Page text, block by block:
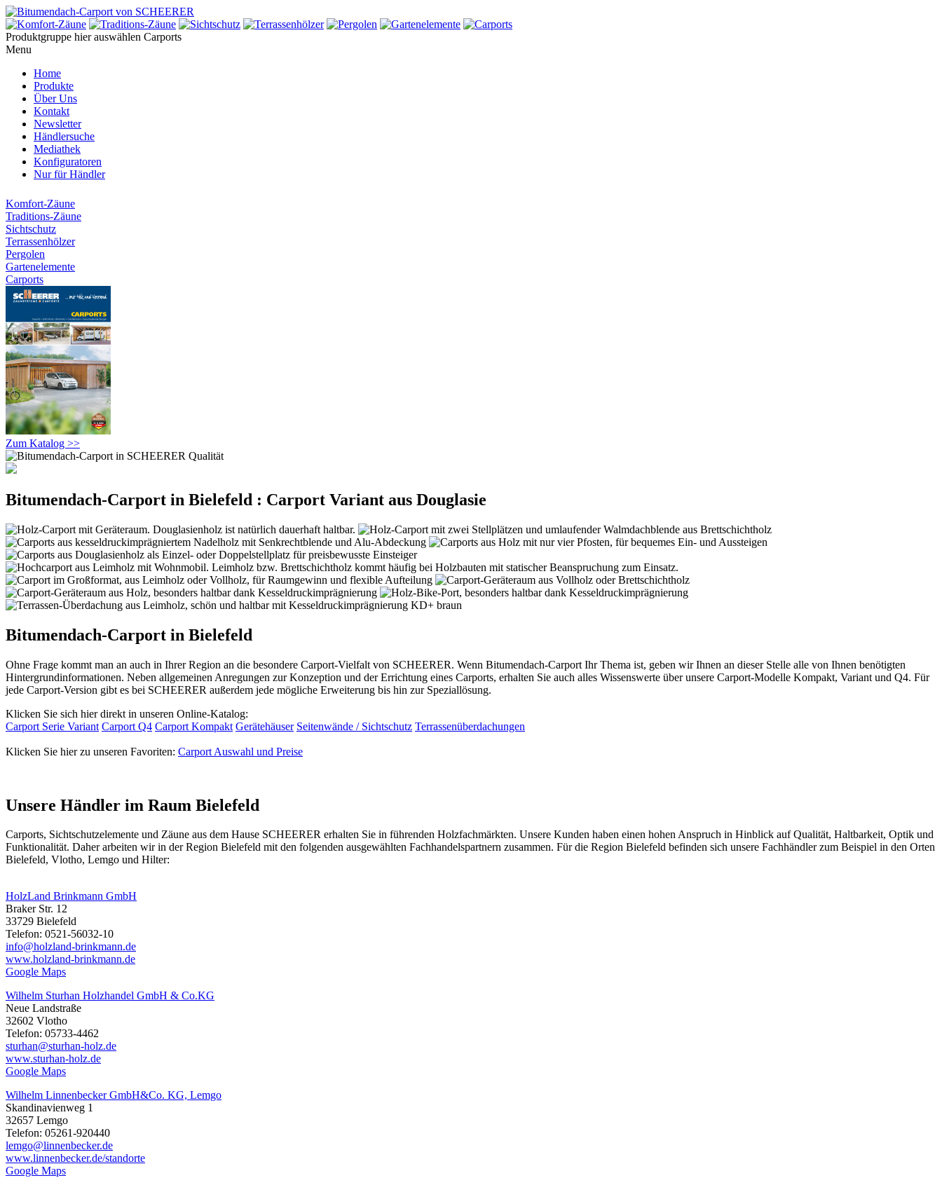
Produktgruppe hier auswählen Carports
Menu
Home
Produkte
Über Uns
Kontakt
Newsletter
Händlersuche
Mediathek
Konfiguratoren
Nur für Händler
Komfort-Zäune
Traditions-Zäune
Sichtschutz
Terrassenhölzer
Pergolen
Gartenelemente
Carports
Zum Katalog >>
Bitumendach-Carport in Bielefeld : Carport Variant aus Douglasie
Bitumendach-Carport in Bielefeld
Ohne Frage kommt man an auch in Ihrer Region an die besondere Carport-Vielfalt von SCHEERER. Wenn Bitumendach-Carport Ihr Thema ist, geben wir Ihnen an dieser Stelle alle von Ihnen benötigten
Hintergrundinformationen. Neben allgemeinen Anregungen zur Konzeption und der Errichtung eines Carports, erhalten Sie auch alles Wissenswerte über unsere Carport-Modelle Kompakt, Variant und Q4. Für
jede Carport-Version gibt es bei SCHEERER außerdem jede mögliche Erweiterung bis hin zur Speziallösung.
Klicken Sie sich hier direkt in unseren Online-Katalog:
Carport Serie Variant Carport Q4 Carport Kompakt Gerätehäuser Seitenwände / Sichtschutz Terrassenüberdachungen
Klicken Sie hier zu unseren Favoriten: Carport Auswahl und Preise
Unsere Händler im Raum Bielefeld
Carports, Sichtschutzelemente und Zäune aus dem Hause SCHEERER erhalten Sie in führenden Holzfachmärkten. Unsere Kunden haben einen hohen Anspruch in Hinblick auf Qualität, Haltbarkeit, Optik und
Funktionalität. Daher arbeiten wir in der Region Bielefeld mit den folgenden ausgewählten Fachhandelspartnern zusammen. Für die Region Bielefeld befinden sich unsere Fachhändler zum Beispiel in den Orten
Bielefeld, Vlotho, Lemgo und Hilter:
HolzLand Brinkmann GmbH
Braker Str. 12
33729 Bielefeld
Telefon: 0521-56032-10
info@holzland-brinkmann.de
www.holzland-brinkmann.de
Google Maps
Wilhelm Sturhan Holzhandel GmbH & Co.KG
Neue Landstraße
32602 Vlotho
Telefon: 05733-4462
sturhan@sturhan-holz.de
www.sturhan-holz.de
Google Maps
Wilhelm Linnenbecker GmbH&Co. KG, Lemgo
Skandinavienweg 1
32657 Lemgo
Telefon: 05261-920440
lemgo@linnenbecker.de
www.linnenbecker.de/standorte
Google Maps